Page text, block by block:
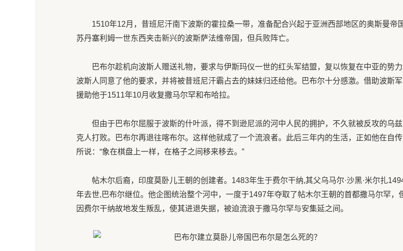
1510年12月，昔班尼汗南下波斯的霍拉桑一带，准备配合兴起于亚洲西部地区的奥斯曼帝
苏丹塞利姆一世东西夹击新兴的波斯萨法维帝国，但兵败阵亡。
巴布尔趁机向波斯人赠送礼物，要求与伊斯玛仪一世的红头军结盟，复以恢复在中亚的势力
波斯人同意了他的要求，并将被昔班尼汗霸占去的妹妹归还给他。巴布尔十分感激。借助波斯
援助他于1511年10月收复撒马尔罕和布哈拉。
但由于巴布尔屈服于波斯的什叶派，得不到逊尼派的河中人民的拥护，不久就被反攻的乌兹
克人打败。巴布尔再退往喀布尔。这样他就成了一个流浪者。此后三年内的生活，正如他在自
所说：“象在棋盘上一样，在格子之间移来移去。”
帖木尔后裔，印度莫卧儿王朝的创建者。1483年生于费尔干纳,其父乌马尔·沙黑·米尔扎
年去世,巴布尔继位。他企图统治整个河中，一度于1497年夺取了帖木尔王朝的首都撒马尔罕，
因费尔干纳故地发生叛乱，使其进退失据，被迫流浪于撒马尔罕与安集延之间。